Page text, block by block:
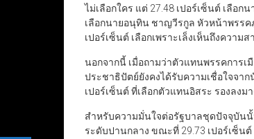
ไม่เลือกใคร แต่ 27.48 เปอร์เซ็นต์ เลือ
เลือกนายอนุทิน ชาญวีรกูล หัวหน้าพรรค
เปอร์เซ็นต์ เลือกเพราะเล็งเห็นถึงควา
นอกจากนี้ เมื่อถามว่าตัวแทนพรรคการ
ประชาธิปัตย์ยังคงได้รับความเชื่อใจจาก
เปอร์เซ็นต์ ที่เลือกตัวแทนอิสระ รองลง
สำหรับความมั่นใจต่อรัฐบาลชุดปัจจุบัน
ระดับปานกลาง ขณะที่ 29.73 เปอร์เซ็น